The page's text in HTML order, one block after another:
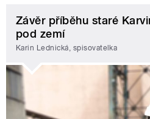
Závěr příběhu staré
pod zemí
Karin Lednická, spisovatelka